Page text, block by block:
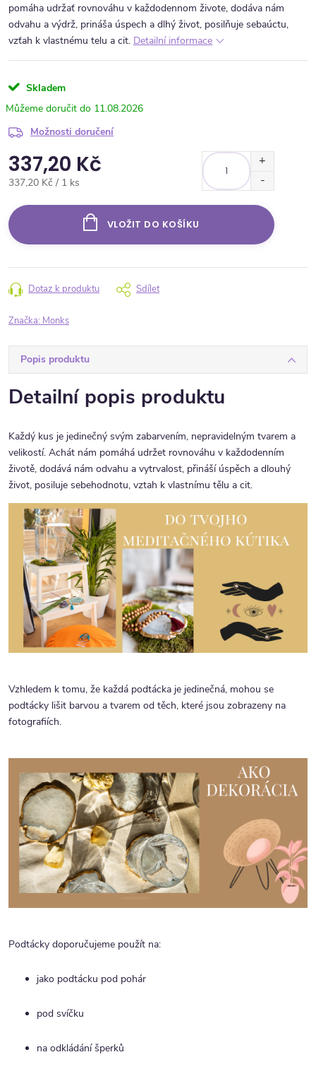
pomáha udržať rovnováhu v každodennom živote, dodáva nám
odvahu a výdrž, prináša úspech a dlhý život, posilňuje sebaúctu,
vzťah k vlastnému telu a cit. Detailní informace
Skladem
11.08.2026
Možnosti doručení
337,20 Kč
Měrná cena:
337,20 Kč / 1 ks
VLOŽIT DO KOŠÍKU
Dotaz k produktu Sdílet
Značka: Monks
Popis produktu
Detailní popis produktu
Každý kus je jedinečný svým zabarvením, nepravidelným tvarem a
velikostí. Achát nám pomáhá udržet rovnováhu v každodenním
životě, dodává nám odvahu a vytrvalost, přináší úspěch a dlouhý
život, posiluje sebehodnotu, vztah k vlastnímu tělu a cit.
Vzhledem k tomu, že každá podtácka je jedinečná, mohou se
podtácky lišit barvou a tvarem od těch, které jsou zobrazeny na
fotografiích.
Podtácky doporučujeme použít na:
jako podtácku pod pohár
pod svíčku
na odkládání šperků